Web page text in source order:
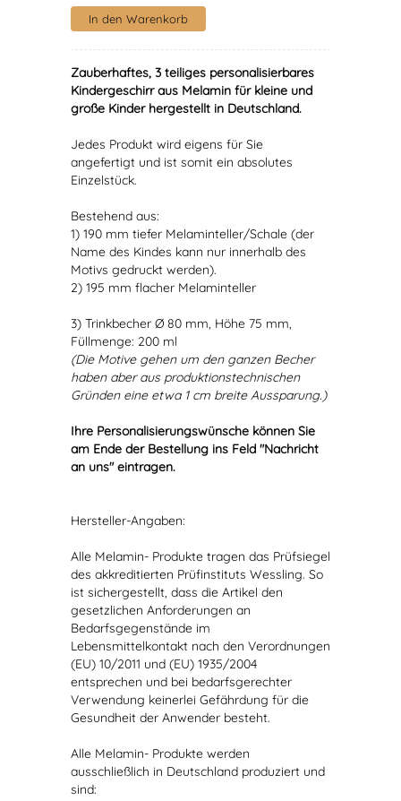
Zauberhaftes, 3 teiliges personalisierbares
Kindergeschirr aus Melamin für kleine und
große Kinder hergestellt in Deutschland.
Jedes Produkt wird eigens für Sie
angefertigt und ist somit ein absolutes
Einzelstück.
Bestehend aus:
1) 190 mm tiefer Melaminteller/Schale (der
Name des Kindes kann nur innerhalb des
Motivs gedruckt werden).
2) 195 mm flacher Melaminteller
3) Trinkbecher Ø 80 mm, Höhe 75 mm,
Füllmenge: 200 ml
(Die Motive gehen um den ganzen Becher
haben aber aus produktionstechnischen
Gründen eine etwa 1 cm breite Aussparung.)
Ihre Personalisierungswünsche können Sie
am Ende der Bestellung ins Feld "Nachricht
an uns" eintragen.
Hersteller-Angaben:
Alle Melamin- Produkte tragen das Prüfsiegel
des akkreditierten Prüfinstituts Wessling. So
ist sichergestellt, dass die Artikel den
gesetzlichen Anforderungen an
Bedarfsgegenstände im
Lebensmittelkontakt nach den Verordnungen
(EU) 10/2011 und (EU) 1935/2004
entsprechen und bei bedarfsgerechter
Verwendung keinerlei Gefährdung für die
Gesundheit der Anwender besteht.
Alle Melamin- Produkte werden
ausschließlich in Deutschland produziert und
sind: